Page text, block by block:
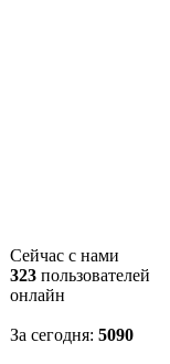
Сейчас с нами
323 пользователей
онлайн
За сегодня: 5090